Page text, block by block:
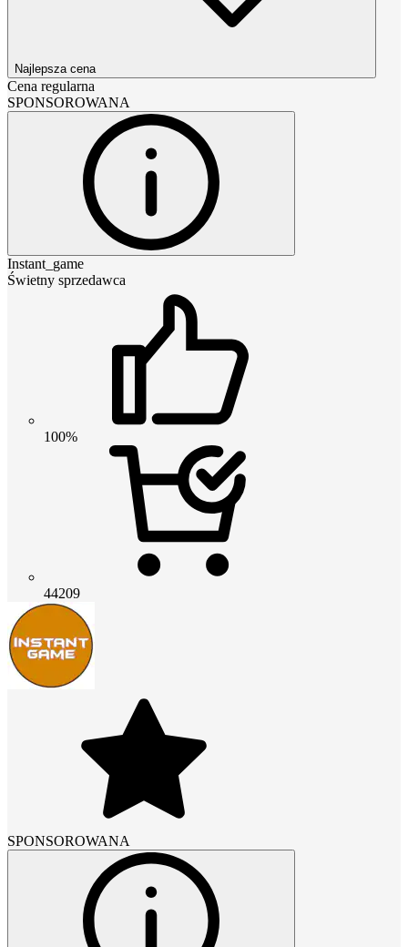
Najlepsza cena
Cena regularna
SPONSOROWANA
Instant_game
Świetny sprzedawca
100%
44209
SPONSOROWANA